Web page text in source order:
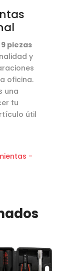
piezas
y
oficina.
una
tu
útil
-